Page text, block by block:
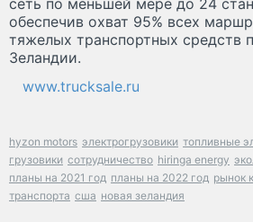
сеть по меньшей мере до 24
обеспечив охват 95% всех
тяжелых транспортных средств
Зеландии.
www.trucksale.ru
hyzon motors электрогрузовики топливные
грузовики сотрудничество hiringa energy
планы на 2021 год планы на 2022 год рынок
транспорта сша новая зеландия